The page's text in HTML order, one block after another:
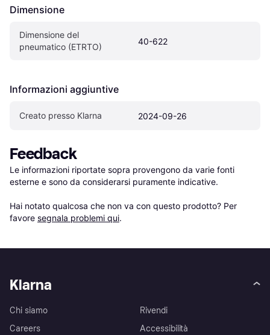
Dimensione
Dimensione del
pneumatico (ETRTO)
40-622
Informazioni aggiuntive
Creato presso Klarna 2024-09-26
Feedback
Le informazioni riportate sopra provengono da varie fonti
esterne e sono da considerarsi puramente indicative.
Hai notato qualcosa che non va con questo prodotto? Per
favore segnala problemi qui.
Klarna
Chi siamo
Careers
Rivendi
Accessibilità